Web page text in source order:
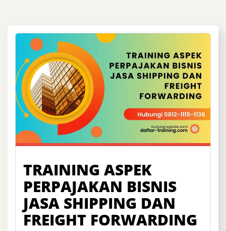
TRAINING ASPEK
PERPAJAKAN BISNIS
JASA SHIPPING DAN
FREIGHT FORWARDING